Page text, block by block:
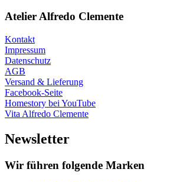
Atelier Alfredo Clemente
Kontakt
Impressum
Datenschutz
AGB
Versand & Lieferung
Facebook-Seite
Homestory bei YouTube
Vita Alfredo Clemente
Newsletter
Wir führen folgende Marken